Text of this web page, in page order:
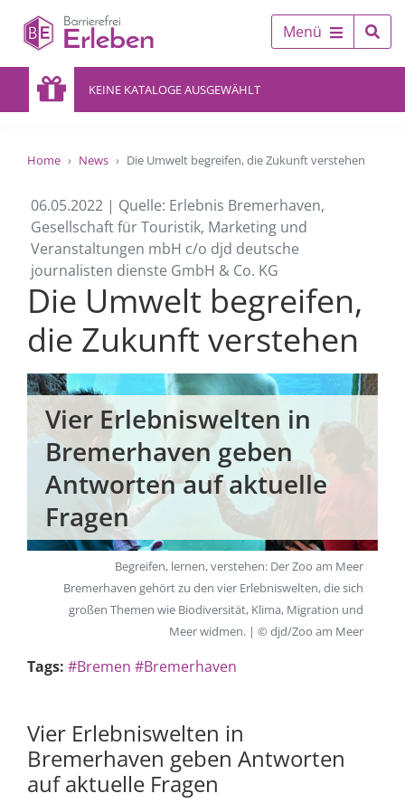
Menü
KEINE KATALOGE AUSGEWÄHLT
Home News Die Umwelt begreifen, die Zukunft verstehen
06.05.2022 | Quelle: Erlebnis Bremerhaven,
Gesellschaft für Touristik, Marketing und
Veranstaltungen mbH c/o djd deutsche
journalisten dienste GmbH & Co. KG
Die Umwelt begreifen,
die Zukunft verstehen
Vier Erlebniswelten in
Bremerhaven geben
Antworten auf aktuelle
Fragen
Begreifen, lernen, verstehen: Der Zoo am Meer
Bremerhaven gehört zu den vier Erlebniswelten, die sich
großen Themen wie Biodiversität, Klima, Migration und
Meer widmen. | © djd/Zoo am Meer
Tags: #Bremen #Bremerhaven
Vier Erlebniswelten in
Bremerhaven geben Antworten
auf aktuelle Fragen